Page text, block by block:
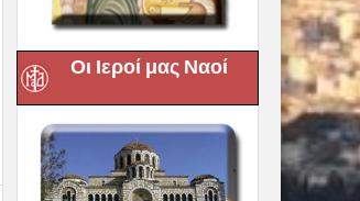
Οι Ιεροί μας Ναοί